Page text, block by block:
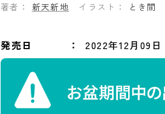
著者： 新天新地 イラスト： とき間
発売日 2022年12月09日